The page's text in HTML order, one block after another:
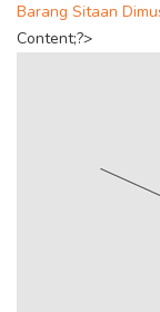
Barang Sitaan
Content;?>